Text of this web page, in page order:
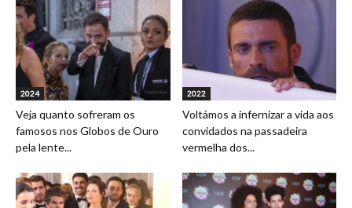
2024
Veja quanto sofreram os
famosos nos Globos de Ouro
pela lente...
2022
Voltámos a infernizar a vida aos
convidados na passadeira
vermelha dos...